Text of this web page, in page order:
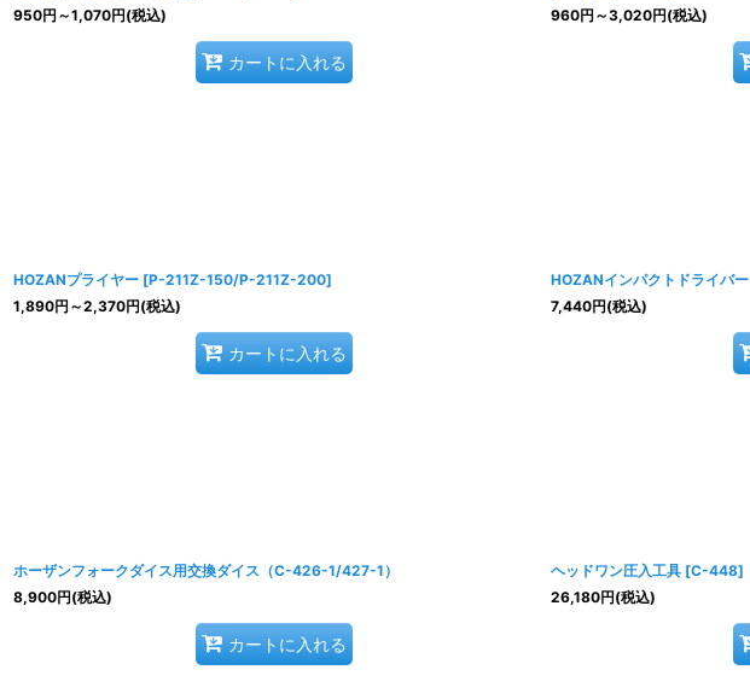
950円 ～1,070円(税込)
カートに入れる
960円 ～3,020円(税込)
HOZANプライヤー [P-211Z-150/P-211Z-200]
1,890円 ～2,370円(税込)
カートに入れる
HOZANインパクトドライバー
7,440円(税込)
ホーザンフォークダイス用交換ダイス（C-426-1/427-1）
8,900円(税込)
カートに入れる
ヘッドワン圧入工具 [C-448]
26,180円(税込)